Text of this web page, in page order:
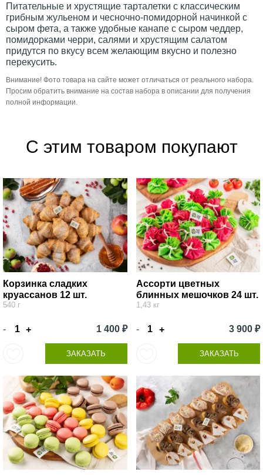
Питательные и хрустящие тарталетки с классическим
грибным жульеном и чесночно-помидорной начинкой с
сыром фета, а также удобные канапе с сыром чеддер,
помидорками черри, салями и хрустящим салатом
придутся по вкусу всем желающим вкусно и полезно
перекусить.
Внимание! Фото товара на сайте может отличаться от реального набора.
Просим обратить внимание на состав набора в описании для получения
полной информации.
С этим товаром покупают
Корзинка сладких
круассанов 12 шт.
540 г
- + 1 400 ₽
ЗАКАЗАТЬ
Ассорти цветных
блинных мешочков 24 шт.
1,43 кг
- + 3 900 ₽
ЗАКАЗАТЬ